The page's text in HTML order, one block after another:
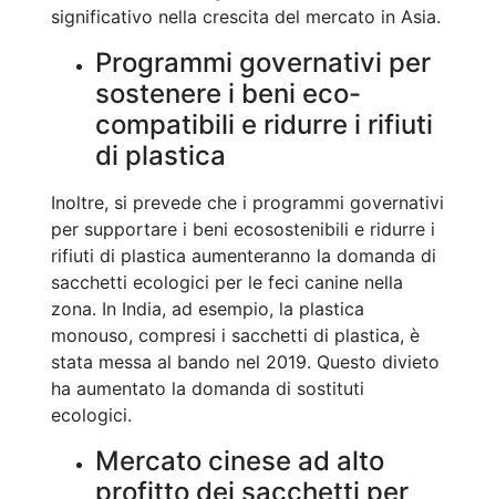
significativo nella crescita del mercato in Asia.
Programmi governativi per
sostenere i beni eco-
compatibili e ridurre i rifiuti
di plastica
Inoltre, si prevede che i programmi governativi
per supportare i beni ecosostenibili e ridurre i
rifiuti di plastica aumenteranno la domanda di
sacchetti ecologici per le feci canine nella
zona. In India, ad esempio, la plastica
monouso, compresi i sacchetti di plastica, è
stata messa al bando nel 2019. Questo divieto
ha aumentato la domanda di sostituti
ecologici.
Mercato cinese ad alto
profitto dei sacchetti per